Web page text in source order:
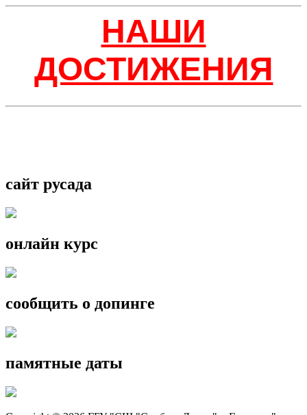
НАШИ
ДОСТИЖЕНИЯ
сайт русада
онлайн курс
сообщить о допинге
памятные даты